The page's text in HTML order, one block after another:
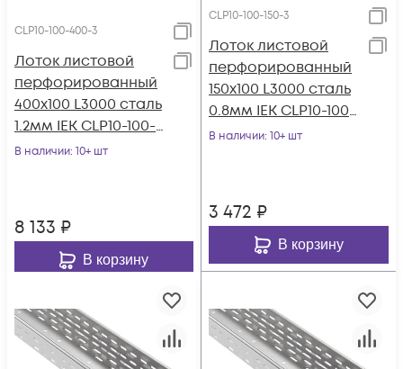
CLP10-100-400-3
Лоток листовой
перфорированный
400х100 L3000 сталь
1.2мм IEK CLP10-100-
400-3
В наличии: 10+ шт
8 133 ₽
В корзину
CLP10-100-150-3
Лоток листовой
перфорированный
150х100 L3000 сталь
0.8мм IEK CLP10-100-
150-3
В наличии: 10+ шт
3 472 ₽
В корзину